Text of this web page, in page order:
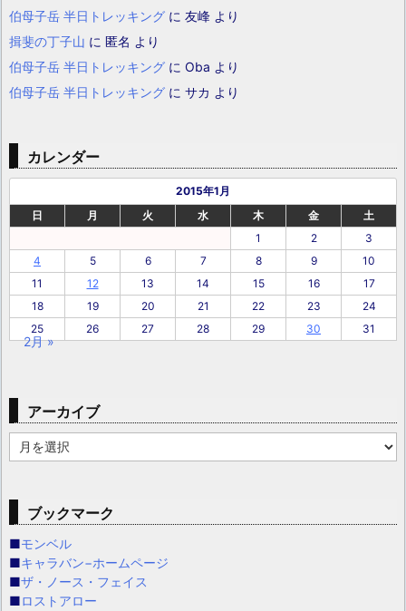
伯母子岳 半日トレッキング に 友峰 より
揖斐の丁子山 に 匿名 より
伯母子岳 半日トレッキング に Oba より
伯母子岳 半日トレッキング に サカ より
カレンダー
2015年1月
日
月 火 水 木 金
土
1
2
3
4
5 6 7 8 9
10
11
12 13 14 15 16
17
18
19 20 21 22 23
24
25
26 27 28 29 30 31
2月 »
アーカイブ
ー
イ
ブックマーク
■モンベル
■キャラバン−ホームページ
■ザ・ノース・フェイス
■ロストアロー